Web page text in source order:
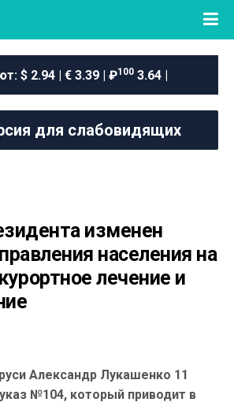
$ 2.94 | € 3.39 | ₽100 3.64 |
для слабовидящих
изменен
населения на
лечение и
Александр Лукашенко 11
№104, который приводит в